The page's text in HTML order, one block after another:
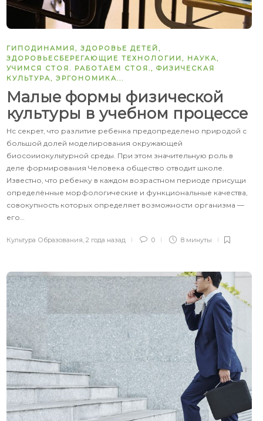
ГИПОДИНАМИЯ , ЗДОРОВЬЕ ДЕТЕЙ ,
ЗДОРОВЬЕСБЕРЕГАЮЩИЕ ТЕХНОЛОГИИ , НАУКА ,
УЧИМСЯ СТОЯ. РАБОТАЕМ СТОЯ. , ФИЗИЧЕСКАЯ
КУЛЬТУРА , ЭРГОНОМИКА
Малые формы физической
культуры в учебном процессе
Нс секрет, что разлитие ребенка предопределено природой с
большой долей моделирования окружающей
биосоииокультурной среды. При этом значительную роль в
деле формирования Человека общество отводит школе.
Известно, что ребенку в каждом возрастном периоде присущи
определённые морфологические и функциональные качества,
совокупность которых определяет возможности организма —
его…
Культура Образования 2 года назад 0 8 минуты